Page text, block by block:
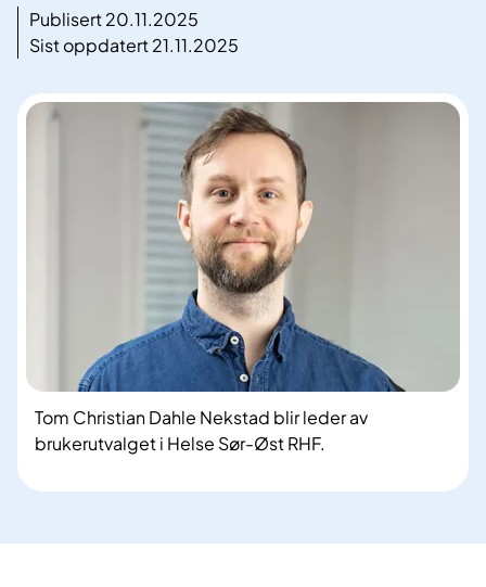
Publisert 20.11.2025
Sist oppdatert 21.11.2025
Tom Christian Dahle Nekstad blir leder av
brukerutvalget i Helse Sør-Øst RHF.